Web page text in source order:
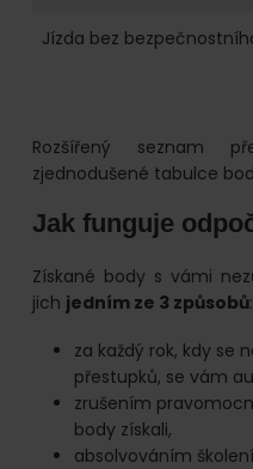
Jízda bez
Rozšířený seznam
zjednodušené tabulce
Jak funguje
Získané body s vámi
jich jedním ze 3 způsobů:
za každý rok, kdy se
přestupků, se vám
zrušením
body získali,
absolvováním